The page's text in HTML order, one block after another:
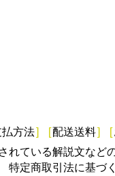
払方法] [配送送料] [
れている解説文など
特定商取引法に基づ